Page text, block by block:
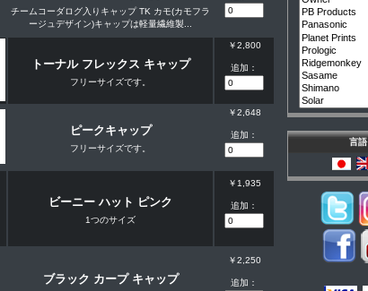
チームコーダログ入りキャップ TK カモ(カモフラ
ージュデザイン)キャップは軽量繊維製...
トーナル フレックス キャップ
フリーサイズです。
￥2,800
追加：
ピークキャップ
フリーサイズです。
￥2,648
追加：
ビーニー ハット ピンク
1つのサイズ
￥1,935
追加：
ブラック カープ キャップ
￥2,250
追加：
言語